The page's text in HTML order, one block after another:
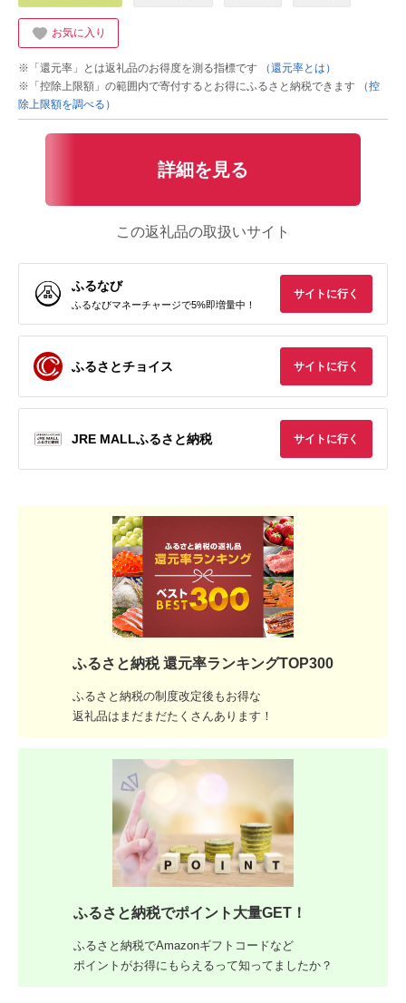
お気に入り
※「還元率」とは返礼品のお得度を測る指標です
（還元率とは）
※「控除上限額」の範囲内で寄付するとお得にふるさと納税できます
（控
除上限額を調べる）
詳細を見る
この返礼品の取扱いサイト
ふるなび
ふるなびマネーチャージで5%即増量中！
サイトに行く
ふるさとチョイス サイトに行く
JRE MALLふるさと納税 サイトに行く
ふるさと納税 還元率ランキングTOP300
ふるさと納税の制度改定後もお得な
返礼品はまだまだたくさんあります！
ふるさと納税でポイント大量GET！
ふるさと納税でAmazonギフトコードなど
ポイントがお得にもらえるって知ってましたか？